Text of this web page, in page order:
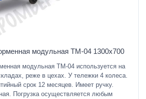
модульная ТМ-04 1300х700
модульная ТМ-04 используется на
реже в цехах. У тележки 4 колеса.
срок 12 месяцев. Имеет ручку.
Погрузка осуществляется любым